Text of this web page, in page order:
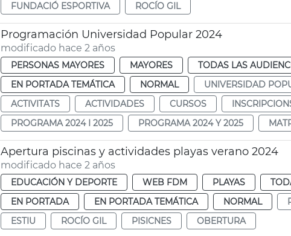
FUNDACIÓ ESPORTIVA
ROCÍO GIL
Programación Universidad Popular 2024
modificado hace 2 años
PERSONAS MAYORES MAYORES TODAS LAS
EN PORTADA TEMÁTICA
NORMAL UNIVERSIDAD
ACTIVITATS
ACTIVIDADES CURSOS
PROGRAMA 2024 I 2025
PROGRAMA 2024 Y 2025
Apertura piscinas y actividades playas verano 2024
modificado hace 2 años
EDUCACIÓN Y DEPORTE WEB FDM PLAYAS
EN PORTADA
EN PORTADA TEMÁTICA NORMAL
ESTIU
ROCÍO GIL PISICNES OBERTURA